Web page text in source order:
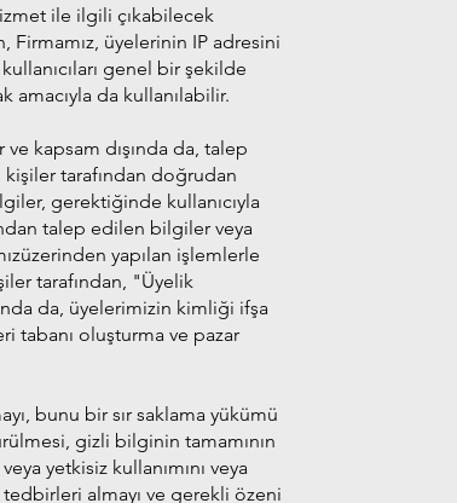
ile ilgili çıkabilecek
Firmamız, üyelerinin IP adresini
genel bir şekilde
amacıyla da kullanılabilir.
kapsam dışında da, talep
tarafından doğrudan
gerektiğinde kullanıcıyla
talep edilen bilgiler veya
yapılan işlemlerle
tarafından, "Üyelik
da, üyelerimizin kimliği ifşa
tabanı oluşturma ve pazar
bunu bir sır saklama yükümü
gizli bilginin tamamının
yetkisiz kullanımını veya
almayı ve gerekli özeni